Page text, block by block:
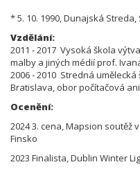
* 5. 10. 1990, Dunajská
Vzdělání:
2011 - 2017 Vysoká škola
malby a jiných médií prof.
2006 - 2010 Stredná
Bratislava, obor počítačová
Ocenění:
2024 3. cena, Mapsion soutěž
Finsko
2023 Finalista, Dublin Winter